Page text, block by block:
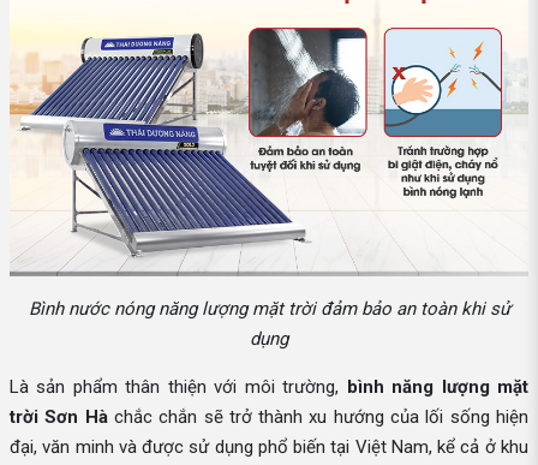
Bình nước nóng năng lượng mặt trời đảm bảo an toàn khi sử
dụng
Là sản phẩm thân thiện với môi trường,
bình năng lượng mặt
trời Sơn Hàchắc chắn sẽ trở thành xu hướng của lối sống hiện
đại, văn minh và được sử dụng phổ biến tại Việt Nam, kể cả ở khu